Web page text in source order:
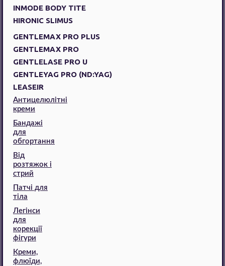
INMODE BODY TITE
HIRONIC SLIMUS
GENTLEMAX PRO PLUS
GENTLEMAX PRO
GENTLELASE PRO U
GENTLEYAG PRO (ND:YAG)
LEASEIR
Антицелюлітні
креми
Бандажі
для
обгортання
Від
розтяжок і
стрий
Патчі для
тіла
Легінси
для
корекції
фігури
Креми,
флюїди,